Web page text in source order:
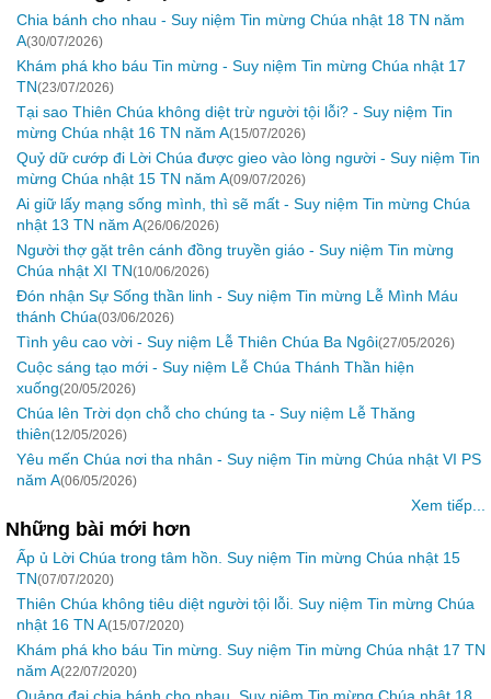
Chia bánh cho nhau - Suy niệm Tin mừng Chúa nhật 18 TN năm
A(30/07/2026)
Khám phá kho báu Tin mừng - Suy niệm Tin mừng Chúa nhật 17
TN(23/07/2026)
Tại sao Thiên Chúa không diệt trừ người tội lỗi? - Suy niệm Tin
mừng Chúa nhật 16 TN năm A(15/07/2026)
Quỷ dữ cướp đi Lời Chúa được gieo vào lòng người - Suy niệm Tin
mừng Chúa nhật 15 TN năm A(09/07/2026)
Ai giữ lấy mạng sống mình, thì sẽ mất - Suy niệm Tin mừng Chúa
nhật 13 TN năm A(26/06/2026)
Người thợ gặt trên cánh đồng truyền giáo - Suy niệm Tin mừng
Chúa nhật XI TN(10/06/2026)
Đón nhận Sự Sống thần linh - Suy niệm Tin mừng Lễ Mình Máu
thánh Chúa(03/06/2026)
Tình yêu cao vời - Suy niệm Lễ Thiên Chúa Ba Ngôi(27/05/2026)
Cuộc sáng tạo mới - Suy niệm Lễ Chúa Thánh Thần hiện
xuống(20/05/2026)
Chúa lên Trời dọn chỗ cho chúng ta - Suy niệm Lễ Thăng
thiên(12/05/2026)
Yêu mến Chúa nơi tha nhân - Suy niệm Tin mừng Chúa nhật VI PS
năm A(06/05/2026)
Xem tiếp...
Những bài mới hơn
Ấp ủ Lời Chúa trong tâm hồn. Suy niệm Tin mừng Chúa nhật 15
TN(07/07/2020)
Thiên Chúa không tiêu diệt người tội lỗi. Suy niệm Tin mừng Chúa
nhật 16 TN A(15/07/2020)
Khám phá kho báu Tin mừng. Suy niệm Tin mừng Chúa nhật 17 TN
năm A(22/07/2020)